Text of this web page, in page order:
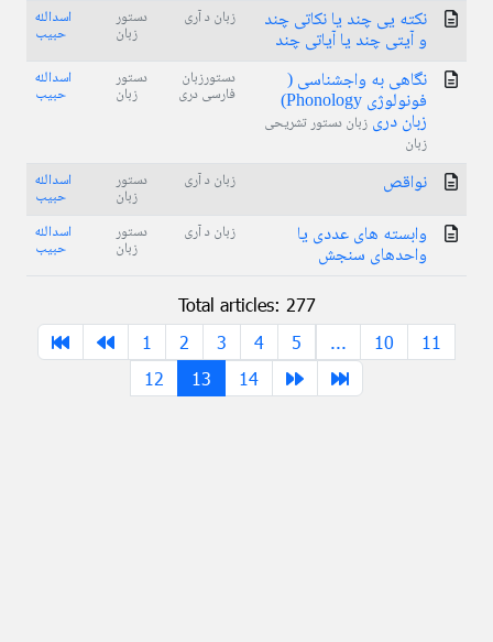
نکته یی چند یا نکاتی چند
و آیتی چند یا آیاتی چند
زبان د آری دستور
زبان
اسدالله
حبیب
نگاهی به واجشناسی (
فونولوژی Phonology)
زبان دری زبان دستور تشریحی
زبان
دستورزبان
فارسی دری
دستور
زبان
اسدالله
حبیب
نواقص زبان د آری دستور
زبان
اسدالله
حبیب
وابسته های عددی یا
واحدهای سنجش
زبان د آری دستور
زبان
اسدالله
حبیب
Total articles: 277
1
2 3 4 5 ... 10
11
12
13 14